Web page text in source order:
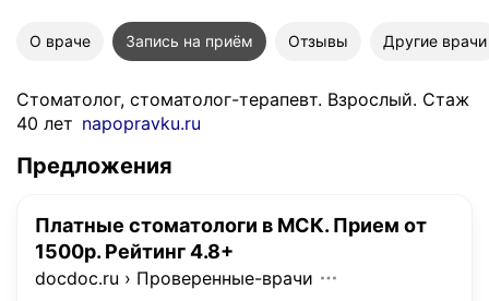
О враче Запись на приём Отзывы Другие врачи
Стоматолог, стоматолог-терапевт. Взрослый. Стаж
40 лет napopravku.ru
Предложения
Платные стоматологи в МСК. Прием от
1500р. Рейтинг 4.8+
docdoc.ru › Проверенные-врачи